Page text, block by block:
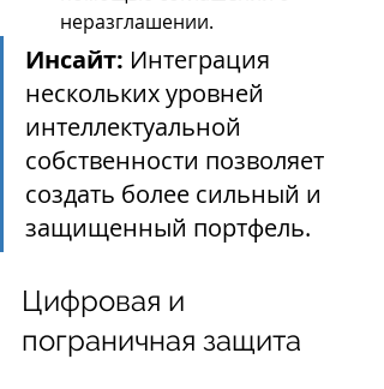
неразглашении.
Инсайт: Интеграция
нескольких уровней
интеллектуальной
собственности позволяет
создать более сильный и
защищенный портфель.
Цифровая и
пограничная защита